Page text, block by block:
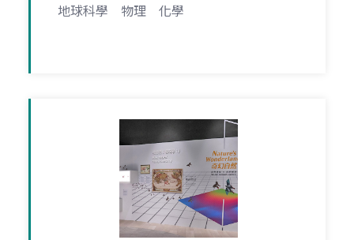
地球科學 物理 化學